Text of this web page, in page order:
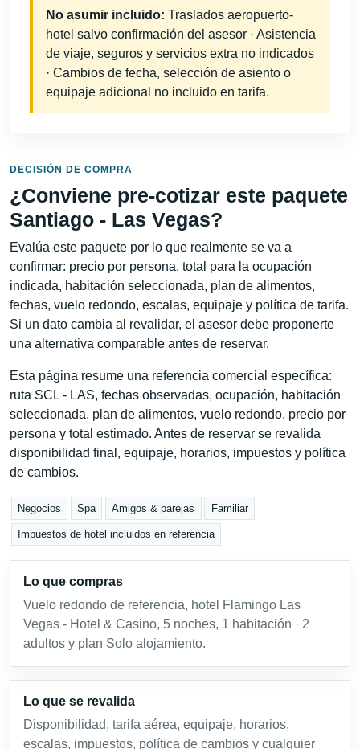
No asumir incluido: Traslados aeropuerto-
hotel salvo confirmación del asesor · Asistencia
de viaje, seguros y servicios extra no indicados
· Cambios de fecha, selección de asiento o
equipaje adicional no incluido en tarifa.
DECISIÓN DE COMPRA
¿Conviene pre-cotizar este paquete
Santiago - Las Vegas?
Evalúa este paquete por lo que realmente se va a
confirmar: precio por persona, total para la ocupación
indicada, habitación seleccionada, plan de alimentos,
fechas, vuelo redondo, escalas, equipaje y política de tarifa.
Si un dato cambia al revalidar, el asesor debe proponerte
una alternativa comparable antes de reservar.
Esta página resume una referencia comercial específica:
ruta SCL - LAS, fechas observadas, ocupación, habitación
seleccionada, plan de alimentos, vuelo redondo, precio por
persona y total estimado. Antes de reservar se revalida
disponibilidad final, equipaje, horarios, impuestos y política
de cambios.
Negocios Spa Amigos & parejas Familiar
Impuestos de hotel incluidos en referencia
Lo que compras
Vuelo redondo de referencia, hotel Flamingo Las
Vegas - Hotel & Casino, 5 noches, 1 habitación · 2
adultos y plan Solo alojamiento.
Lo que se revalida
Disponibilidad, tarifa aérea, equipaje, horarios,
escalas, impuestos, política de cambios y cualquier